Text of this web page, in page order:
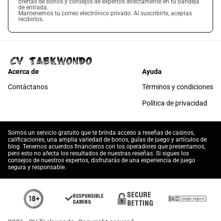
ofertas de bonos y consejos de expertos directamente en tu bandeja
de entrada.
Mantenemos tu correo electrónico privado. Al suscribirte, aceptas
recibirlos.
Acerca de
Contáctanos
Ayuda
Términos y condiciones
Política de privacidad
Somos un servicio gratuito que te brinda acceso a reseñas de casinos,
calificaciones, una amplia variedad de bonos, guías de juego y artículos de
blog. Tenemos acuerdos financieros con los operadores que presentamos,
pero esto no afecta los resultados de nuestras reseñas. Si sigues los
consejos de nuestros expertos, disfrutarás de una experiencia de juego
segura y responsable.